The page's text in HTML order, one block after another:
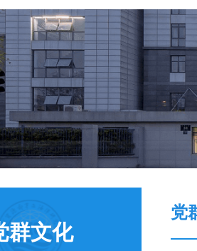
群文化
党